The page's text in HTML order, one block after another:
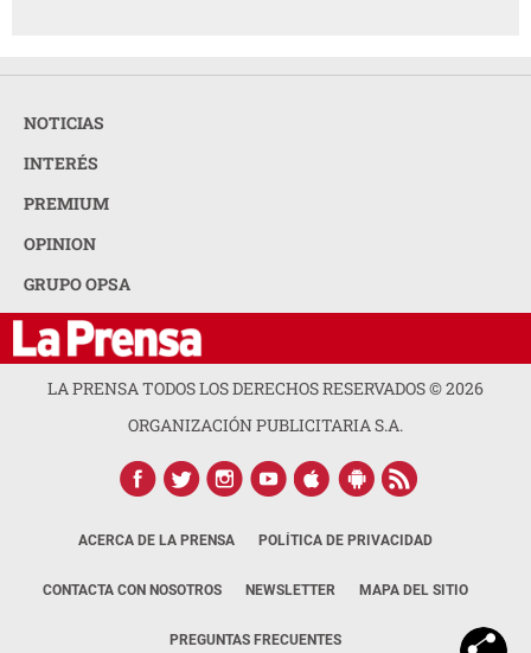
NOTICIAS
INTERÉS
PREMIUM
OPINION
GRUPO OPSA
LA PRENSA TODOS LOS DERECHOS RESERVADOS ©2026
ORGANIZACIÓN PUBLICITARIA S.A.
ACERCA DE LA PRENSA POLÍTICA DE PRIVACIDAD
CONTACTA CON NOSOTROS NEWSLETTER MAPA DEL SITIO
PREGUNTAS FRECUENTES